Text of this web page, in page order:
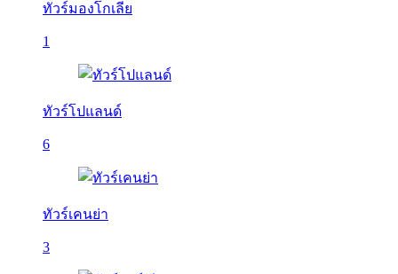
ทัวร์มองโกเลีย
1
ทัวร์โปแลนด์
6
ทัวร์เคนย่า
3